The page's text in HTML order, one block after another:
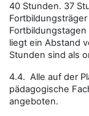
40 Stunden. 37
liegt ein Abstand
Stunden sind als
4.4. Alle auf der
pädagogische
angeboten.